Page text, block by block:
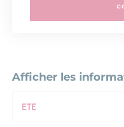
Afficher les
ETE